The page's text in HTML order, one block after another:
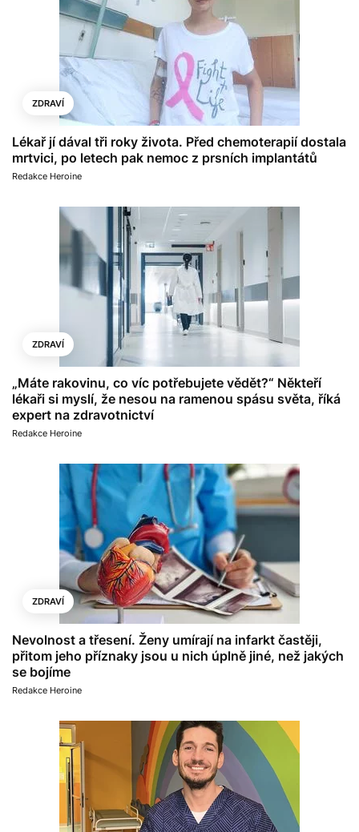
ZDRAVÍ
Lékař jí dával tři roky života. Před chemoterapií dostala
mrtvici, po letech pak nemoc z prsních implantátů
Redakce Heroine
ZDRAVÍ
„Máte rakovinu, co víc potřebujete vědět?“ Někteří
lékaři si myslí, že nesou na ramenou spásu světa, říká
expert na zdravotnictví
Redakce Heroine
ZDRAVÍ
Nevolnost a třesení. Ženy umírají na infarkt častěji,
přitom jeho příznaky jsou u nich úplně jiné, než jakých
se bojíme
Redakce Heroine